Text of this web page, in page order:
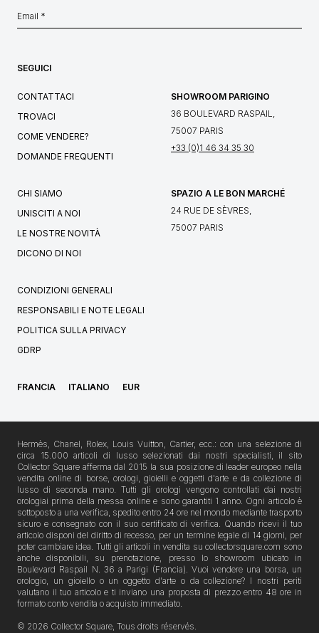
SEGUICI
CONTATTACI
TROVACI
COME VENDERE?
DOMANDE FREQUENTI
SHOWROOM PARIGINO
36 BOULEVARD RASPAIL,
75007 PARIS
+33 (0)1 46 34 35 30
CHI SIAMO
UNISCITI A NOI
LE NOSTRE NOVITÀ
DICONO DI NOI
SPAZIO A LE BON MARCHÉ
24 RUE DE SÈVRES,
75007 PARIS
CONDIZIONI GENERALI
RESPONSABILI E NOTE LEGALI
POLITICA SULLA PRIVACY
GDRP
FRANCIA ITALIANO EUR
Hermès, Chanel, Rolex, Louis Vuitton, Cartier, ecc.: con una selezione di
circa 15.000 articoli di lusso selezionati dai nostri specialisti, il sito
Collector Square afferma dal 2015 la sua posizione di leader europeo nella
vendita online di borse, orologi, gioielli e oggetti d'arte e da collezione di
lusso di seconda mano. Tutti gli orologi vengono controllati dai nostri
orologiai prima della messa online e sono garantiti 1 anno. Ogni articolo è
sottoposto a una verifica, spedito entro 24 ore nel mondo mediante trasporto
sicuro e consegnato con il suo certificato di verifica. Quando ricevi il tuo
articolo disponi del diritto di recesso, per un termine legale di 14 giorni, per
poter cambiare idea. Tutti gli articoli in vendita su collectorsquare.com sono
anche disponibili, su prenotazione, presso lo showroom ubicato in
Boulevard Raspail N. 36 a Parigi (Francia). Vuoi vendere una borsa, un
orologio, un gioiello o un oggetto d'arte o da collezione? I nostri periti
valutano il tuo articolo e ti inviano una proposta di prezzo entro 48 ore in
formato conto vendita o acquisto immediato.
© 2026 Collector Square, Tous droits réservés.